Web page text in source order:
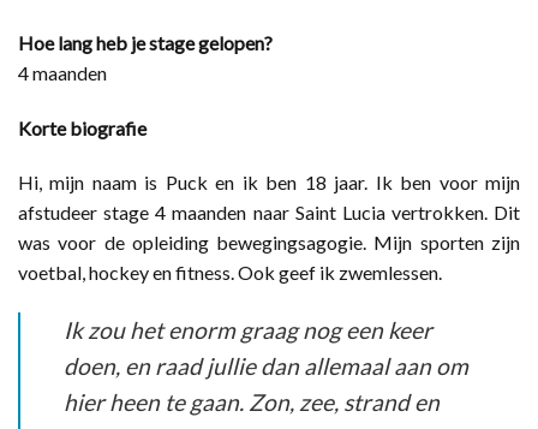
Hoe lang heb je stage gelopen?
4 maanden
Korte biografie
Hi, mijn naam is Puck en ik ben 18 jaar. Ik ben voor mijn
afstudeer stage 4 maanden naar Saint Lucia vertrokken. Dit
was voor de opleiding bewegingsagogie. Mijn sporten zijn
voetbal, hockey en fitness. Ook geef ik zwemlessen.
Ik zou het enorm graag nog een keer
doen, en raad jullie dan allemaal aan om
hier heen te gaan. Zon, zee, strand en